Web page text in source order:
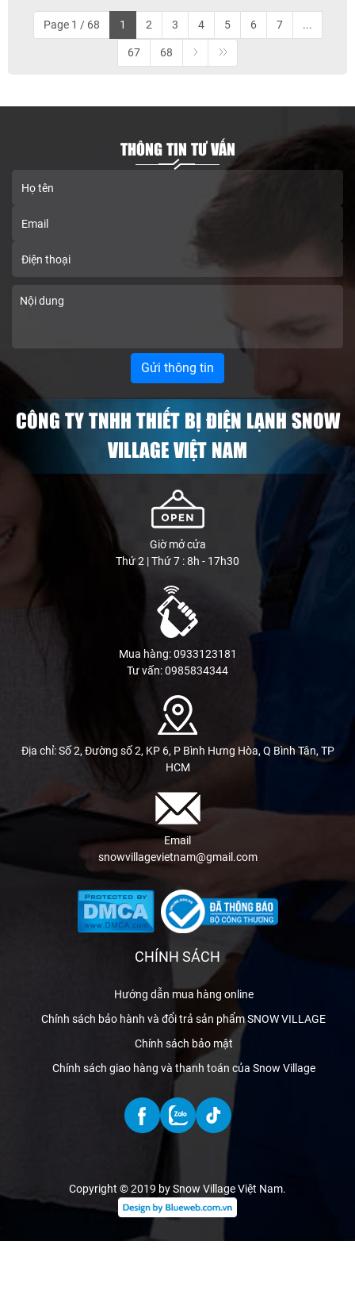
Page 1 / 68 1 2 3 4 5 6 7 ...
67 68
THÔNG TIN TƯ VẤN
CÔNG TY TNHH THIẾT BỊ ĐIỆN LẠNH SNOW
VILLAGE VIỆT NAM
Giờ mở cửa
Thứ 2 | Thứ 7 : 8h - 17h30
Mua hàng: 0933123181
Tư vấn: 0985834344
Địa chỉ: Số 2, Đường số 2, KP 6, P Bình Hưng Hòa, Q Bình Tân, TP
HCM
Email
snowvillagevietnam@gmail.com
CHÍNH SÁCH
Hướng dẫn mua hàng online
Chính sách bảo hành và đổi trả sản phẩm SNOW VILLAGE
Chính sách bảo mật
Chính sách giao hàng và thanh toán của Snow Village
Copyright © 2019 by Snow Village Việt Nam.